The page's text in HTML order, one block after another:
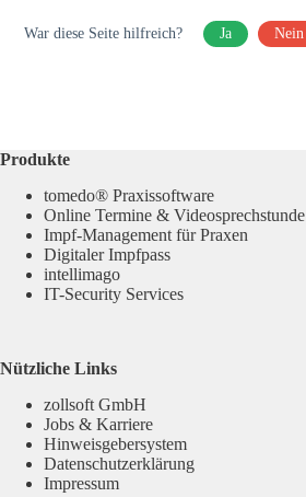
War diese Seite hilfreich? Ja Nein
Produkte
tomedo® Praxissoftware
Online Termine & Videosprechstunde
Impf-Management für Praxen
Digitaler Impfpass
intellimago
IT-Security Services
Nützliche Links
zollsoft GmbH
Jobs & Karriere
Hinweisgebersystem
Datenschutzerklärung
Impressum